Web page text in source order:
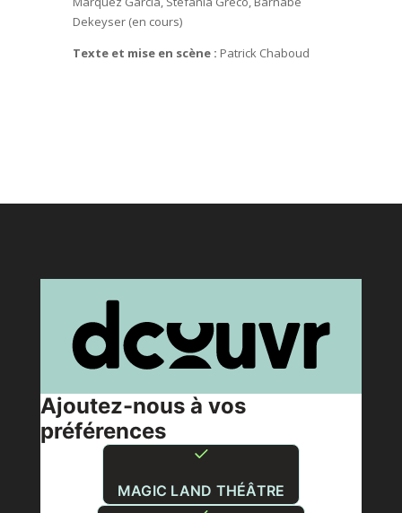
Dekeyser (en cours)
Texte et mise en scène : Patrick Chaboud